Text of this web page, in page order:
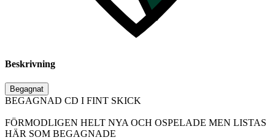
Beskrivning
Begagnat
BEGAGNAD CD I FINT SKICK
FÖRMODLIGEN HELT NYA OCH OSPELADE MEN LISTAS
HÄR SOM BEGAGNADE